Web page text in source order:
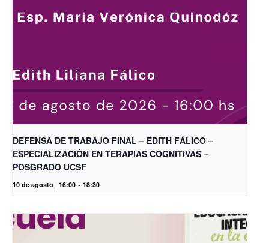
DEFENSA DE TRABAJO FINAL – EDITH FÁLICO –
ESPECIALIZACIÓN EN TERAPIAS COGNITIVAS –
POSGRADO UCSF
10 de agosto | 16:00 - 18:30